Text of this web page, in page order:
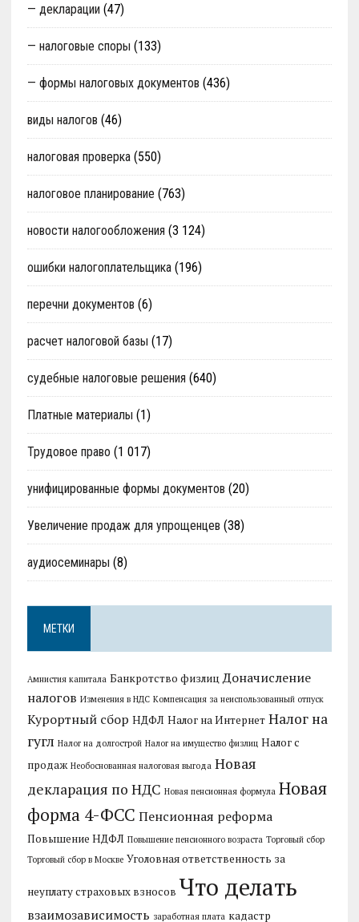
— декларации (47)
— налоговые споры (133)
— формы налоговых документов (436)
виды налогов (46)
налоговая проверка(550)
налоговое планирование (763)
новости налогообложения (3 124)
ошибки налогоплательщика(196)
перечни документов (6)
расчет налоговой базы (17)
судебные налоговые решения (640)
Платные материалы (1)
Трудовое право (1 017)
унифицированные формы документов (20)
Увеличение продаж для упрощенцев (38)
аудиосеминары (8)
МЕТКИ
Амнистия капитала Банкротство физлиц Доначисление
налогов Изменения в НДС Компенсация за неиспользованный отпуск
Курортный сбор НДФЛ Налог на Интернет Налог на
гугл Налог на долгострой Налог на имущество физлиц Налог с
продаж Необоснованная налоговая выгода Новая
декларация по НДС Новая пенсионная формула Новая
форма 4-ФСС Пенсионная реформа
Повышение НДФЛ Повышение пенсионного возраста Торговый сбор
Торговый сбор в Москве Уголовная ответственность за
неуплату страховых взносов Что делать
взаимозависимость заработная плата кадастр